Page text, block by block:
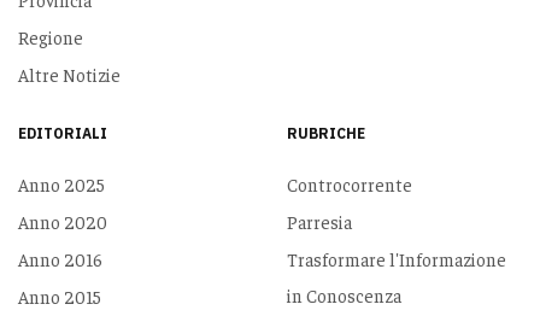
Regione
Altre Notizie
EDITORIALI
Anno 2025
Anno 2020
Anno 2016
Anno 2015
RUBRICHE
Controcorrente
Parresia
Trasformare l'Informazione
in Conoscenza